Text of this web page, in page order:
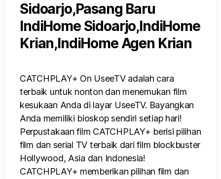
CATCHPLAY+ On UseeTV adalah cara
terbaik untuk nonton dan menemukan film
kesukaan Anda di layar UseeTV. Bayangkan
Anda memiliki bioskop sendiri setiap hari!
Perpustakaan film CATCHPLAY+ berisi pilihan
film dan serial TV terbaik dari film blockbuster
Hollywood, Asia dan Indonesia!
CATCHPLAY+ memberikan pilihan film dan